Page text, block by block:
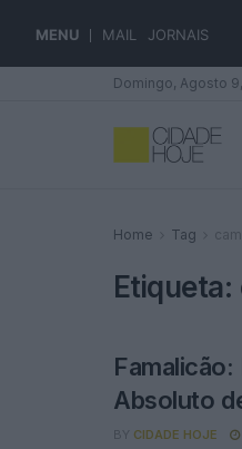
MENU MAIL JORNAIS
Domingo, Agosto
Home Tag
Etiqueta:
Absoluto
BY CIDADE HOJE